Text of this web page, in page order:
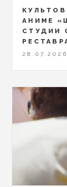
АНИМЕ
СТУДИИ
28.07.2026